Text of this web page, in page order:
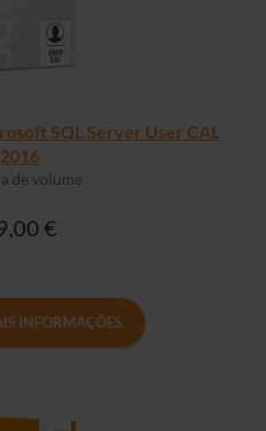
SQL Server User CAL
2016
de volume
€
INFORMAÇÕES